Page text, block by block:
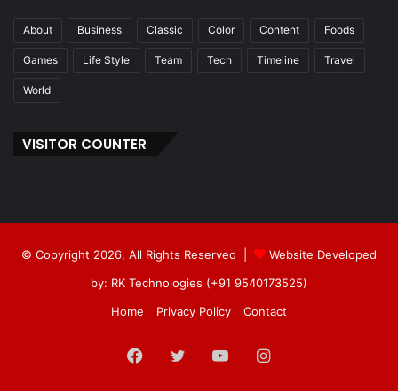
About Business Classic Color Content Foods
Games Life Style Team Tech Timeline Travel
World
VISITOR COUNTER
© Copyright 2026, All Rights Reserved |
Website Developed
by: RK Technologies (+91 9540173525)
Home
Privacy Policy Contact
Facebook
TwitterYouTubeInstagram